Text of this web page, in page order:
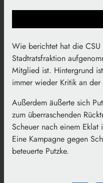
Wie berichtet hat die
Stadtratsfraktion
Mitglied ist. Hintergrund
immer wieder Kritik an
Außerdem äußerte sich
zum überraschenden
Scheuer nach einem Eklat
Eine Kampagne gegen
beteuerte Putzke.